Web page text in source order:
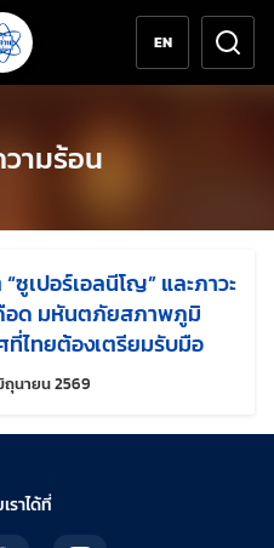
EN
ามร้อน
ซูเปอร์เอลนีโญ” และภาวะ
อด มหันตภัยสภาพภูมิ
ที่ไทยต้องเตรียมรับมือ
ถุนายน 2569แก้ไขล่าสุดเมื่อ:
ราได้ที่